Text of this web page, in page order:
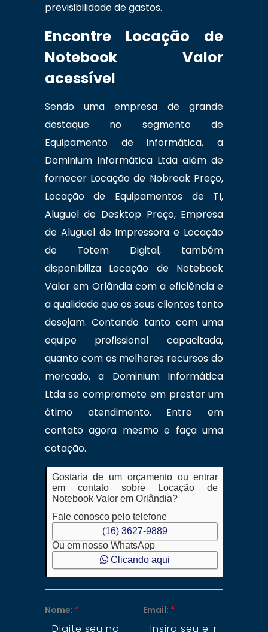
previsibilidade de gastos.
Encontre Locação de
Notebook Valor
acessível
Sendo uma empresa de grande
destaque no segmento de
Equipamento de informática, a
Dominium Informática Ltda além de
fornecer Locação de Nobreak Preço,
Locação de Equipamentos de TI,
Aluguel de Desktop Preço, Empresa
de Aluguel de Impressora e Locação
de Totem Digital, também
disponibiliza Locação de Notebook
Valor em Orlândia com a eficiência e
a qualidade que os seus clientes tanto
desejam. Contando tanto com uma
equipe profissional capacitada,
quanto com os melhores recursos do
mercado, a Dominium Informática
Ltda se compromete em prestar um
ótimo atendimento. Entre em
contato agora mesmo e faça uma
cotação.
Gostaria de um orçamento ou entrar
em contato sobre Locação de
Notebook Valor em Orlândia?
Fale conosco pelo telefone
(16) 3627-9889
Ou em nosso WhatsApp
Clicando aqui
Nome: * Email: *